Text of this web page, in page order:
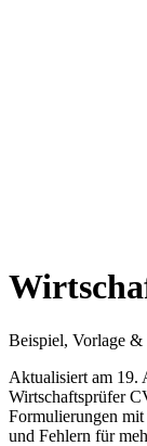
Beispiel, Vorlage &
Aktualisiert am 19.
Wirtschaftsprüfer
Formulierungen
und Fehlern für